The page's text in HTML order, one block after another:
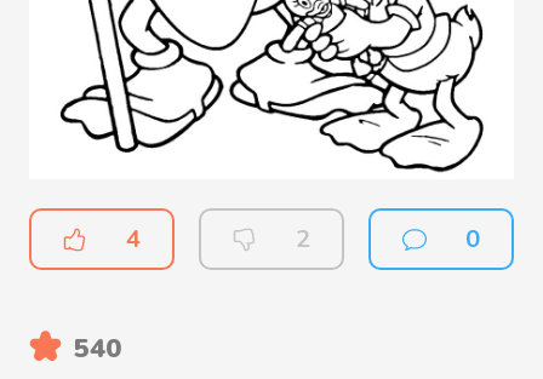
4 2 0
540